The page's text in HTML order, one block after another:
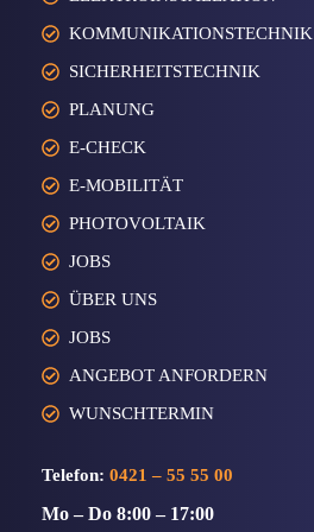
KOMMUNIKATIONSTECHNIK
SICHERHEITSTECHNIK
PLANUNG
E-CHECK
E-MOBILITÄT
PHOTOVOLTAIK
JOBS
ÜBER UNS
JOBS
ANGEBOT ANFORDERN
WUNSCHTERMIN
Telefon: 0421 – 55 55 00
Mo – Do 8:00 – 17:00